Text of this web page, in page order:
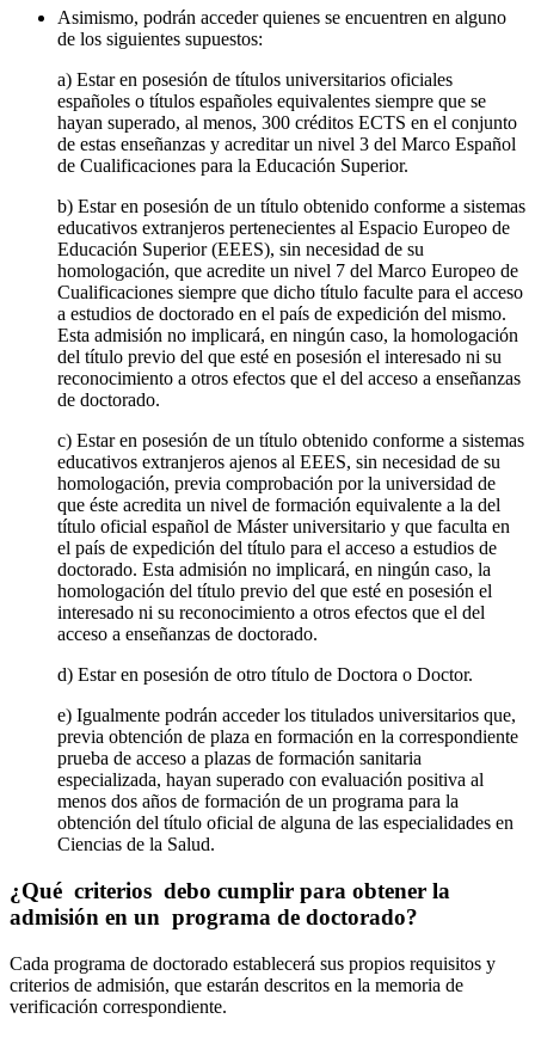
Asimismo, podrán acceder quienes se encuentren en alguno
de los siguientes supuestos:
a) Estar en posesión de títulos universitarios oficiales
españoles o títulos españoles equivalentes siempre que se
hayan superado, al menos, 300 créditos ECTS en el conjunto
de estas enseñanzas y acreditar un nivel 3 del Marco Español
de Cualificaciones para la Educación Superior.
b) Estar en posesión de un título obtenido conforme a sistemas
educativos extranjeros pertenecientes al Espacio Europeo de
Educación Superior (EEES), sin necesidad de su
homologación, que acredite un nivel 7 del Marco Europeo de
Cualificaciones siempre que dicho título faculte para el acceso
a estudios de doctorado en el país de expedición del mismo.
Esta admisión no implicará, en ningún caso, la homologación
del título previo del que esté en posesión el interesado ni su
reconocimiento a otros efectos que el del acceso a enseñanzas
de doctorado.
c) Estar en posesión de un título obtenido conforme a sistemas
educativos extranjeros ajenos al EEES, sin necesidad de su
homologación, previa comprobación por la universidad de
que éste acredita un nivel de formación equivalente a la del
título oficial español de Máster universitario y que faculta en
el país de expedición del título para el acceso a estudios de
doctorado. Esta admisión no implicará, en ningún caso, la
homologación del título previo del que esté en posesión el
interesado ni su reconocimiento a otros efectos que el del
acceso a enseñanzas de doctorado.
d) Estar en posesión de otro título de Doctora o Doctor.
e) Igualmente podrán acceder los titulados universitarios que,
previa obtención de plaza en formación en la correspondiente
prueba de acceso a plazas de formación sanitaria
especializada, hayan superado con evaluación positiva al
menos dos años de formación de un programa para la
obtención del título oficial de alguna de las especialidades en
Ciencias de la Salud.
¿Qué criterios debo cumplir para obtener la
admisión en un programa de doctorado?
Cada programa de doctorado establecerá sus propios requisitos y
criterios de admisión, que estarán descritos en la memoria de
verificación correspondiente.